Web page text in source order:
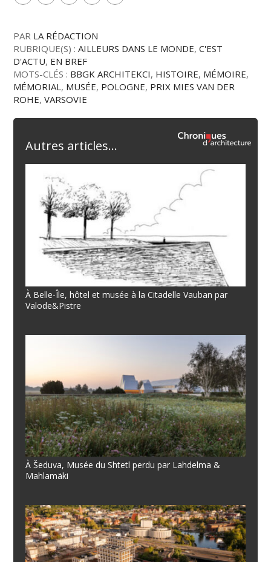
PAR LA RÉDACTION
RUBRIQUE(S) :AILLEURS DANS LE MONDE,C'EST
D'ACTU, EN BREF
MOTS-CLÉS : BBGK ARCHITEKCI, HISTOIRE, MÉMOIRE,
MÉMORIAL, MUSÉE, POLOGNE, PRIX MIES VAN DER
ROHE,VARSOVIE
Autres articles...
À Belle-Île, hôtel et musée à la Citadelle Vauban par
Valode&Pistre
À Šeduva, Musée du Shtetl perdu par Lahdelma &
Mahlamäki